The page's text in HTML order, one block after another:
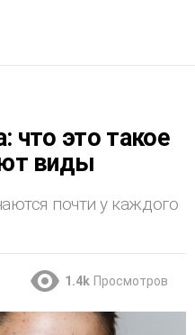
что это такое
виды
почти у каждого
1.4k Просмотров